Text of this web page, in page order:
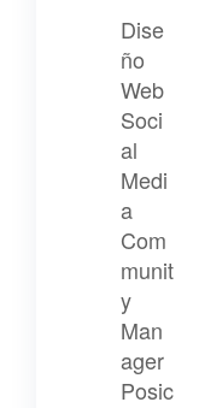
Dise
ño
Web
Soci
al
Medi
a
Com
munit
y
Man
ager
Posic